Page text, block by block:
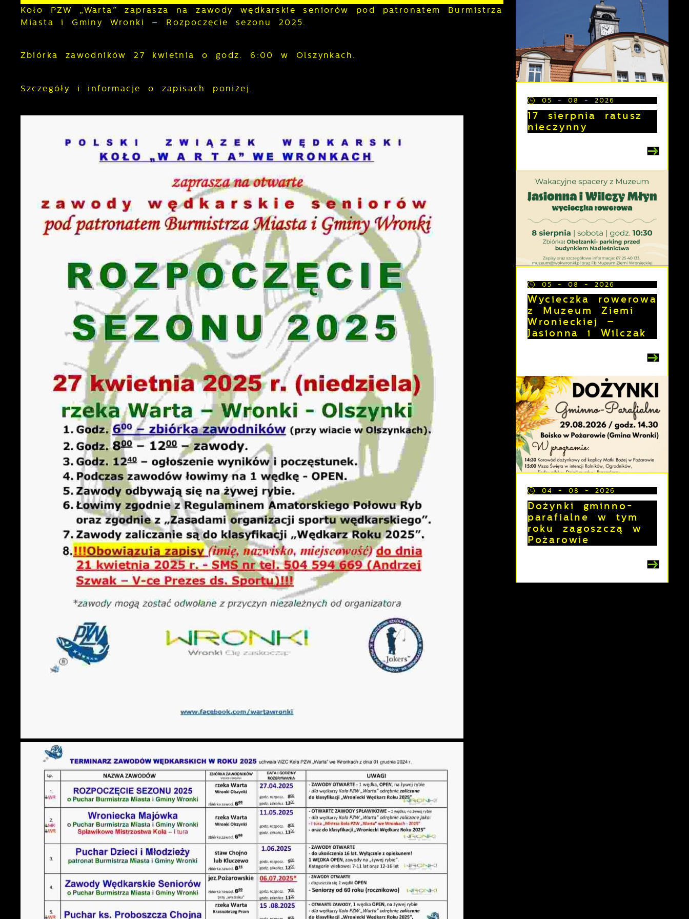
Koło PZW „Warta” zaprasza na zawody wędkarskie seniorów pod patronatem Burmistrza
Miasta i Gminy Wronki – Rozpoczęcie sezonu 2025.
Zbiórka zawodników 27 kwietnia o godz. 6:00 w Olszynkach.
Szczegóły i informacje o zapisach poniżej.
05 - 08 - 2026
17 sierpnia ratusz
nieczynny
05 - 08 - 2026
Wycieczka rowerowa
z Muzeum Ziemi
Wronieckiej –
Jasionna i Wilczak
04 - 08 - 2026
Dożynki gminno-
parafialne w tym
roku zagoszczą w
Pożarowie
Ustawienia
Szanujemy Twoją prywatność. Możesz zmienić ustawienia
cookies lub zaakceptować je wszystkie. W dowolnym
momencie możesz dokonać zmiany swoich ustawień.
komfortowe korzystanie z oferowanych przez nas usług.
działania w celu m.in. dostosowania Twoich ustawień
formularzy. Dzięki plikom cookies strona, z której
korzystasz, może działać bez zakłóceń.
Funkcjonalne i personalizacyjne
Tego typu pliki cookies umożliwiają stronie internetowej
zapamiętanie wprowadzonych przez Ciebie ustawień oraz
personalizację określonych funkcjonalności czy
prezentowanych treści.
Dzięki tym plikom cookies możemy zapewnić Ci większy
komfort korzystania z funkcjonalności naszej strony
poprzez dopasowanie jej do Twoich indywidualnych
preferencji. Wyrażenie zgody na funkcjonalne i
personalizacyjne pliki cookies gwarantuje dostępność
większej ilości funkcji na stronie.
Więcej
Analityczne
Analityczne pliki cookies pomagają nam rozwijać się i
dostosowywać do Twoich potrzeb.
Cookies analityczne pozwalają na uzyskanie informacji w
Więcej
Zapisz wybrane
Zezwól na wszystkie